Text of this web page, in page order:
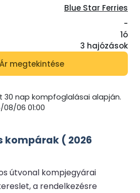
Blue Star Ferries
-
1ó
3 hajózások
megtekintése
30 nap kompfoglalásai alapján.
06 01:00
kompárak ( 2026
útvonal kompjegyárai
a rendelkezésre